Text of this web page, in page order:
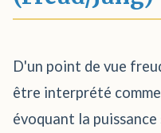
D'un point de vue
être interprété
évoquant la